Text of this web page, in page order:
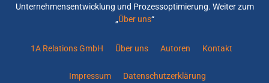
Unternehmensentwicklung und Prozessoptimierung. Weiter zum
„Über uns“
1A Relations GmbH Über uns Autoren Kontakt
Impressum Datenschutzerklärung